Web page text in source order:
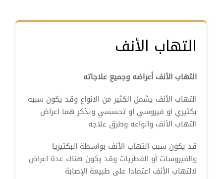
التهاب الأنف
التهاب الأنف أعراضه وجميع علاجاته
التهاب الأنف يشمل الكثير من الانواع وقد يكون سببه
بكتيري او فيروسي او تحسسي ونذكر هما اعراض
التهاب الأنف وانواعه وطرق علاجه
قد يكون سبب التهاب الأنف بواسطة البكتيريا
والفيروسات أو الفطريات وقد يكون هناك عدة اعراض
لالتهاب الأنف اعتمادا على طبيعة الإصابة